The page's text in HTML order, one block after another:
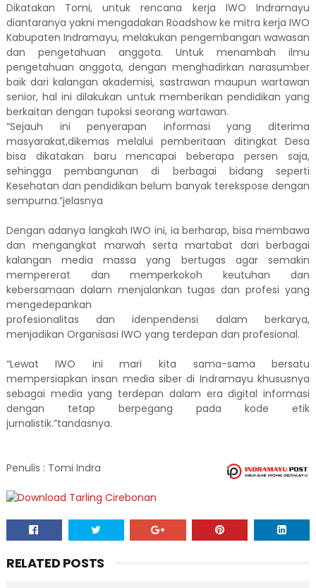
Dikatakan Tomi, untuk rencana kerja IWO Indramayu
diantaranya yakni mengadakan Roadshow ke mitra kerja IWO
Kabupaten Indramayu, melakukan pengembangan wawasan
dan pengetahuan anggota. Untuk menambah ilmu
pengetahuan anggota, dengan menghadirkan narasumber
baik dari kalangan akademisi, sastrawan maupun wartawan
senior, hal ini dilakukan untuk memberikan pendidikan yang
berkaitan dengan tupoksi seorang wartawan.
“Sejauh ini penyerapan informasi yang diterima
masyarakat,dikemas melalui pemberitaan ditingkat Desa
bisa dikatakan baru mencapai beberapa persen saja,
sehingga pembangunan di berbagai bidang seperti
Kesehatan dan pendidikan belum banyak terekspose dengan
sempurna.”jelasnya
Dengan adanya langkah IWO ini, ia berharap, bisa membawa
dan mengangkat marwah serta martabat dari berbagai
kalangan media massa yang bertugas agar semakin
mempererat dan memperkokoh keutuhan dan
kebersamaan dalam menjalankan tugas dan profesi yang
mengedepankan
profesionalitas dan idenpendensi dalam berkarya,
menjadikan Organisasi IWO yang terdepan dan profesional.
“Lewat IWO ini mari kita sama-sama bersatu
mempersiapkan insan media siber di Indramayu khususnya
sebagai media yang terdepan dalam era digital informasi
dengan tetap berpegang pada kode etik
jurnalistik.”tandasnya.
Penulis : Tomi Indra
RELATED POSTS